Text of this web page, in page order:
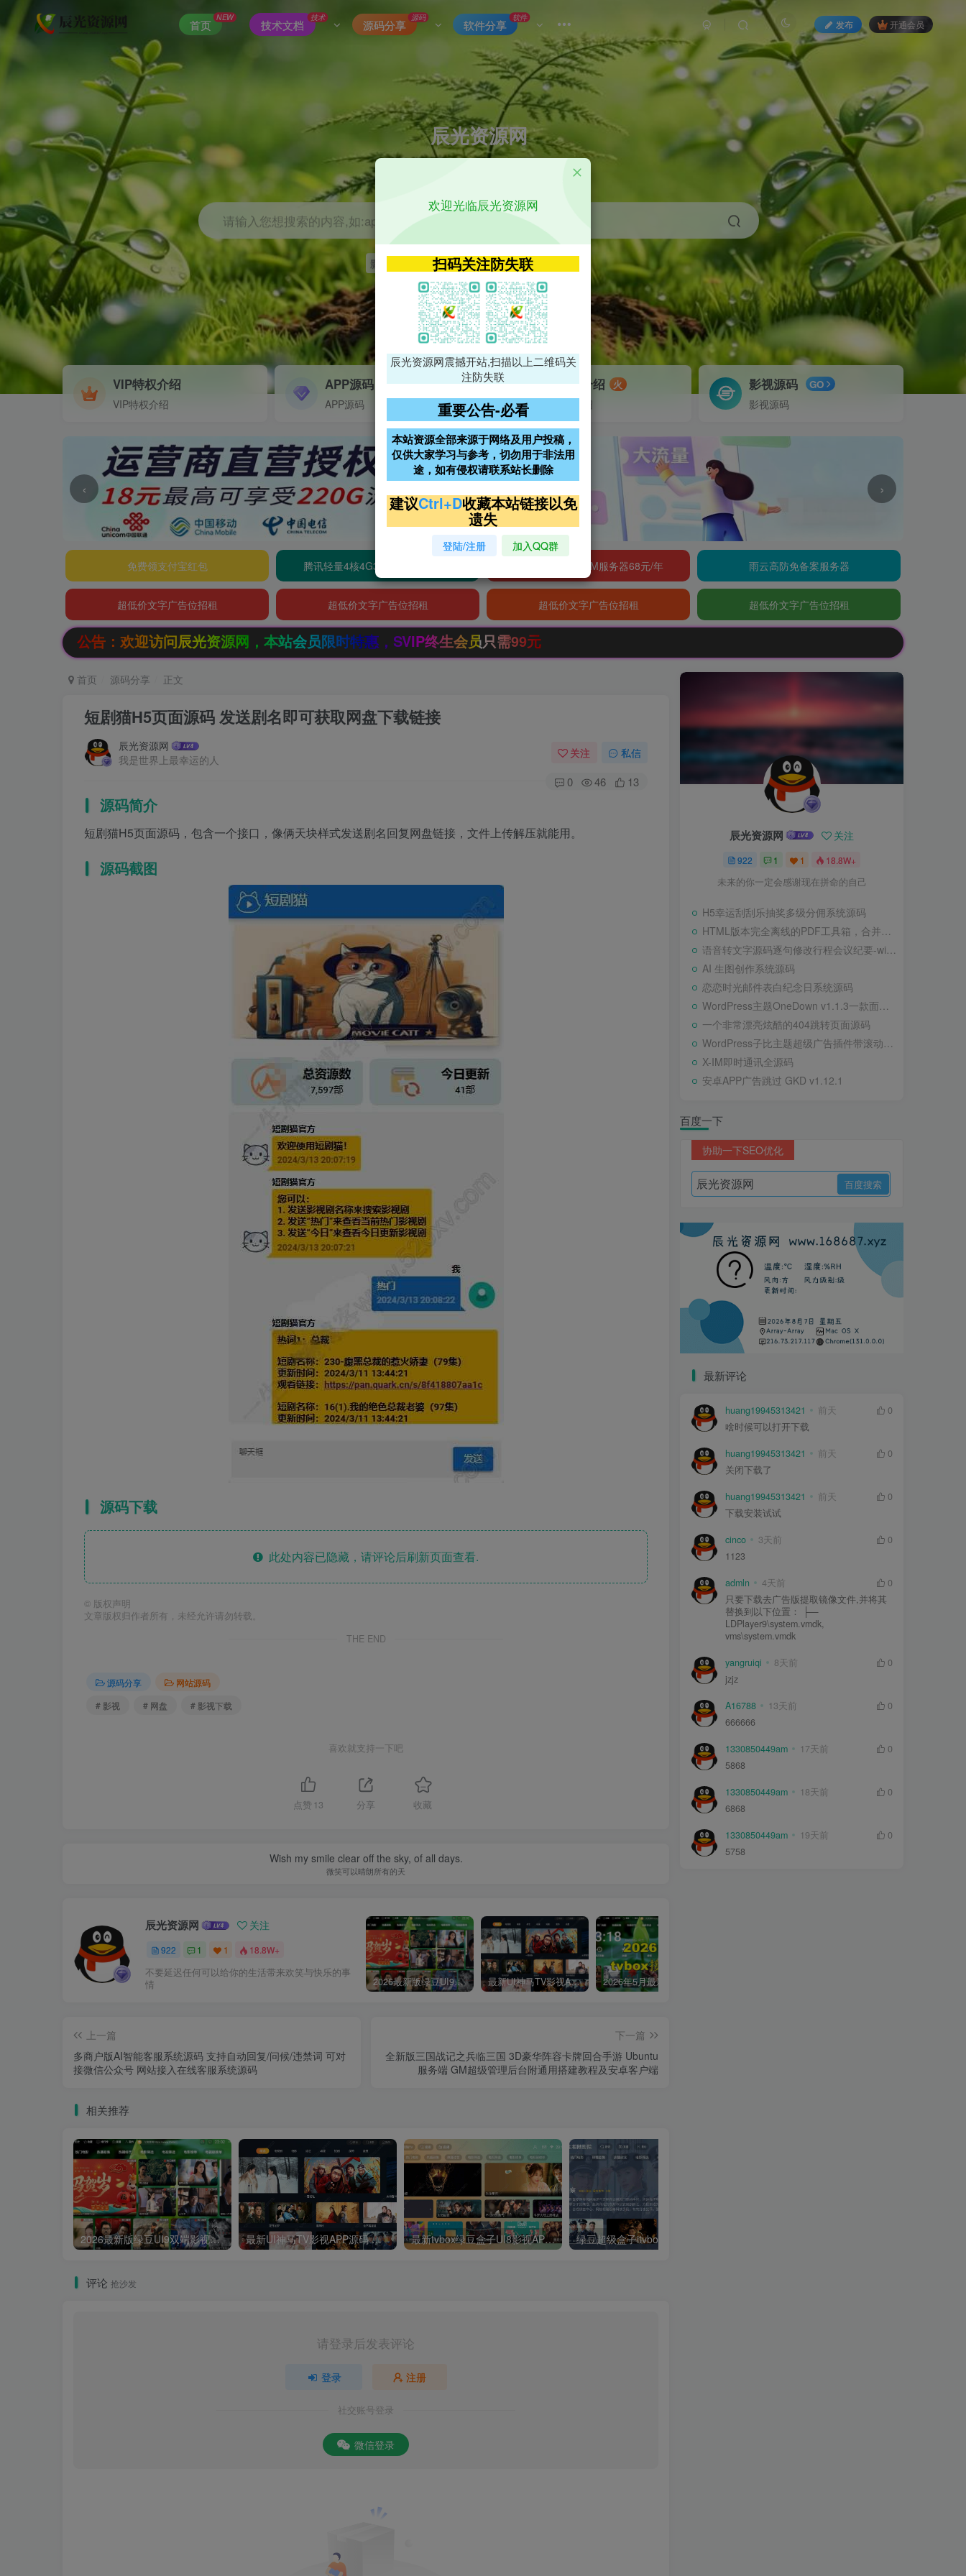
首页
NEW
技术文档
技术
源码分享
源码
软件分享
软件
发布 开通会员
辰光资源网
优质的网络资源分享平台
请输入您想搜索的内容,如:app源码
影视 神马 getapp 原神
VIP特权介绍
VIP特权介绍
APP源码
APP源码
VIP特权介绍 火
VIP特权介绍
影视源码 GO
影视源码
‹ ›
免费领支付宝红包 腾讯轻量4核4G3M服务器38元/年 阿里云2核2G200M服务器68元/年 雨云高防免备案服务器
超低价文字广告位招租 超低价文字广告位招租 超低价文字广告位招租 超低价文字广告位招租
问辰光资源网，本站会员限时特惠，SVIP终生会员只需99元
首页 源码分享 正文
短剧猫H5页面源码 发送剧名即可获取网盘下载链接
辰光资源网
我是世界上最幸运的人
关注 私信
0 46 13
源码简介
短剧猫H5页面源码，包含一个接口，像俩天块样式发送剧名回复网盘链接，文件上传解压就能用。
源码截图
源码下载
此处内容已隐藏，请评论后刷新页面查看.
© 版权声明
文章版权归作者所有，未经允许请勿转载。
THE END
源码分享
网站源码
# 影视
# 网盘 # 影视下载
喜欢就支持一下吧
点赞 13 分享 收藏
Wish my smile clear off the sky, of all days.
微笑可以晴朗所有的天
辰光资源网 关注
922 1 1 18.8W+
不要延迟任何可以给你的生活带来欢笑与快乐的事
情
2026最新版绿豆UI9双端影视APP源码 最新UI神马TV影视APP源码 乐檬影视苹果CMS后台 包含前后端源码
上一篇
多商户版AI智能客服系统源码 支持自动回复/问候/违禁词 可对
接微信公众号 网站接入在线客服系统源码
下一篇
全新版三国战记之兵临三国 3D豪华阵容卡牌回合手游 Ubuntu
服务端 GM超级管理后台附通用搭建教程及安卓客户端
相关推荐
2026最新版绿豆UI9双端影视APP源码 最新UI神马TV影视APP源码 乐檬影视苹果CMS后台 包含前后端源码 最新tvbox绿豆盒子UI8影视APP源码新增后台添加直播及加密功能 TV端影视APP反编译源码支持会员系统/代理系统/直播/自带免签收款/批量生成卡密
评论 抢沙发
请登录后发表评论
登录 注册
社交账号登录
微信登录
辰光资源网 关注
922 1 1 18.8W+
未来的你一定会感谢现在拼命的自己
H5幸运刮刮乐抽奖多级分佣系统源码
HTML版本完全离线的PDF工具箱，合并、拆分、旋转、删除、PDF转图片、图片转PDF
语音转文字源码逐句修改行程会议纪要-wisper版本
AI 生图创作系统源码
恋恋时光邮件表白纪念日系统源码
WordPress主题OneDown v1.1.3一款面向个人站长的资源下载、技术教程、内容资讯类站点的 WordPress 主题
一个非常漂亮炫酷的404跳转页面源码
WordPress子比主题超级广告插件带滚动公告
X-IM即时通讯全源码
安卓APP广告跳过 GKD v1.12.1
百度一下
协助一下SEO优化
最新评论
huang19945313421 前天
0
啥时候可以打开下载
huang19945313421 前天
0
关闭下载了
huang19945313421 前天
0
下载安装试试
cinco 3天前
0
1123
admln 4天前
0
只要下载去广告版提取镜像文件,并将其
替换到以下位置： ├—
LDPlayer9\system.vmdk,
vms\system.vmdk
yangruiqi 8天前
0
jzjz
A16788 13天前
0
666666
1330850449am 17天前
0
5868
1330850449am 18天前
0
6868
1330850449am 19天前
0
5758
欢迎光临辰光资源网
扫码关注防失联
辰光资源网震撼开站,扫描以上二维码关
注防失联
重要公告-必看
本站资源全部来源于网络及用户投稿，
仅供大家学习与参考，切勿用于非法用
途，如有侵权请联系站长删除
建议Ctrl+D收藏本站链接以免
遗失
登陆/注册 加入QQ群